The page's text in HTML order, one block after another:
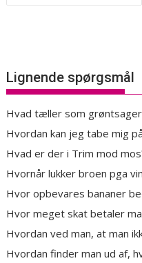
Lignende spørgsmål
Hvad tæller som
Hvordan kan jeg tabe mig
Hvad er der i Trim mod
Hvornår lukker broen pga
Hvor opbevares bananer
Hvor meget skat betaler
Hvordan ved man, at man
Hvordan finder man ud af,